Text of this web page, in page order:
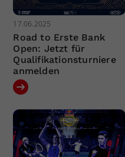
17.06.2025
Road to Erste Bank
Open: Jetzt für
Qualifikationsturniere
anmelden